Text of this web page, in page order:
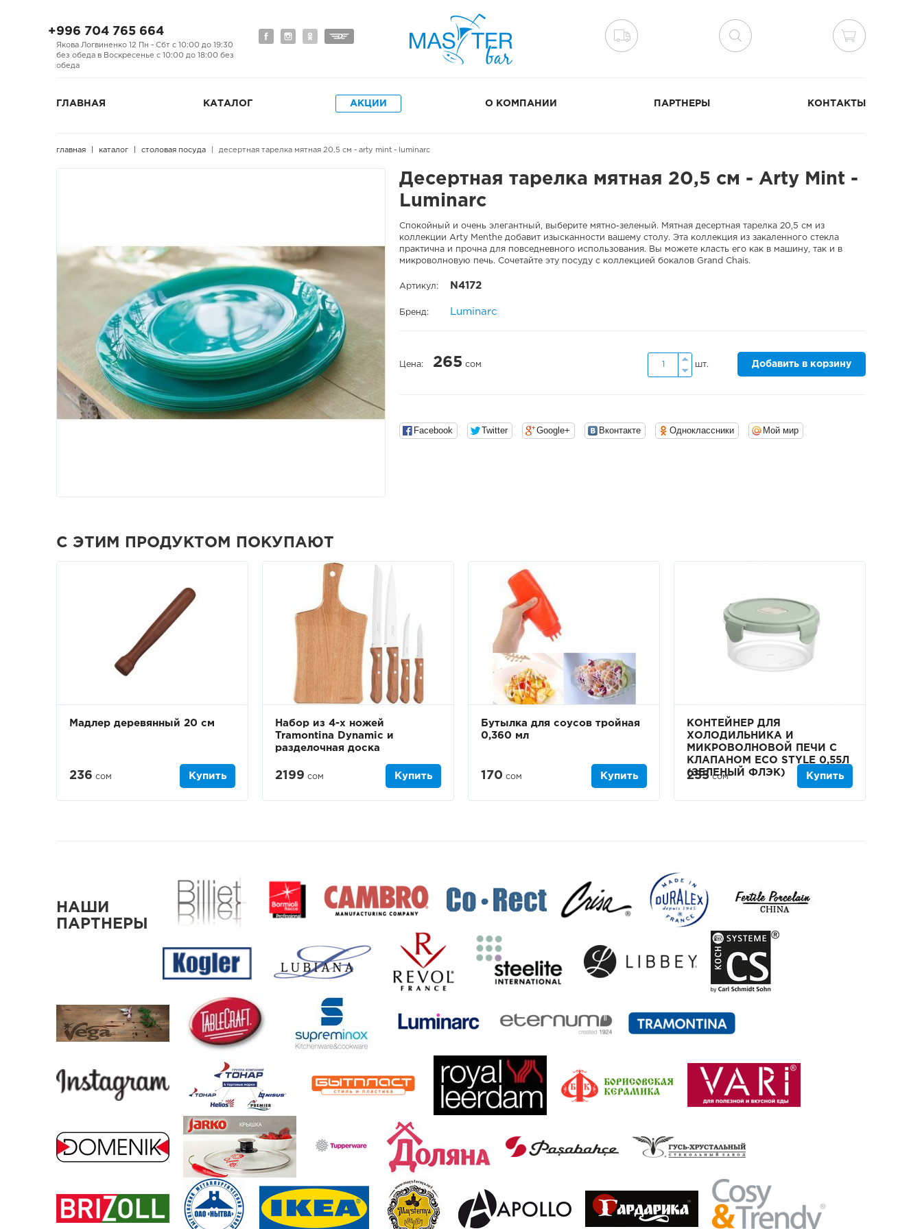
+996 704 765 664
Якова Логвиненко 12 Пн - Сбт с 10:00 до 19:30
без обеда в Воскресенье с 10:00 до 18:00 без
обеда
ГЛАВНАЯ КАТАЛОГ АКЦИИ О КОМПАНИИ ПАРТНЕРЫ КОНТАКТЫ
главная каталог столовая посуда десертная тарелка мятная 20,5 см - arty mint - luminarc
Десертная тарелка мятная 20,5 см - Arty Mint -
Luminarc
Спокойный и очень элегантный, выберите мятно-зеленый. Мятная десертная тарелка 20,5 см из
коллекции Arty Menthe добавит изысканности вашему столу. Эта коллекция из закаленного стекла
практична и прочна для повседневного использования. Вы можете класть его как в машину, так и в
микроволновую печь. Сочетайте эту посуду с коллекцией бокалов Grand Chais.
Артикул: N4172
Бренд: Luminarc
Цена: 265 сом шт. Добавить в корзину
Facebook Twitter Google+ Вконтакте Одноклассники Мой мир
С ЭТИМ ПРОДУКТОМ ПОКУПАЮТ
Мадлер деревянный 20 см
236 сом Купить
Набор из 4-х ножей
Tramontina Dynamic и
разделочная доска
2199 сом Купить
Бутылка для соусов тройная
0,360 мл
170 сом Купить
КОНТЕЙНЕР ДЛЯ
ХОЛОДИЛЬНИКА И
МИКРОВОЛНОВОЙ ПЕЧИ С
КЛАПАНОМ ECO STYLE 0,55Л
(ЗЕЛЕНЫЙ ФЛЭК)
255сом Купить
НАШИ
ПАРТНЕРЫ